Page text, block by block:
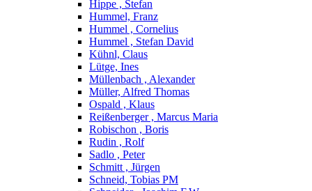
Hippe , Stefan
Hummel, Franz
Hummel , Cornelius
Hummel , Stefan David
Kühnl, Claus
Lütge, Ines
Müllenbach , Alexander
Müller, Alfred Thomas
Ospald , Klaus
Reißenberger , Marcus Maria
Robischon , Boris
Rudin , Rolf
Sadlo , Peter
Schmitt , Jürgen
Schneid, Tobias PM